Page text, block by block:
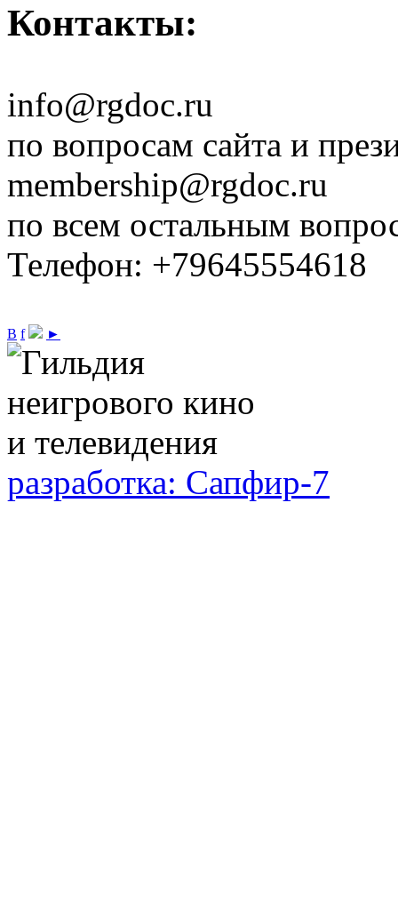
Контакты:
info@rgdoc.ru
по вопросам сайта и
membership@rgdoc.ru
по всем остальным
Телефон: +79645554618
В f ►
разработка: Сапфир-7